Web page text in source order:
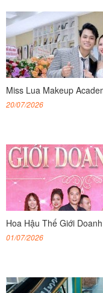
Miss Lua Makeup
20/07/2026
Hoa Hậu Thế Giới
01/07/2026